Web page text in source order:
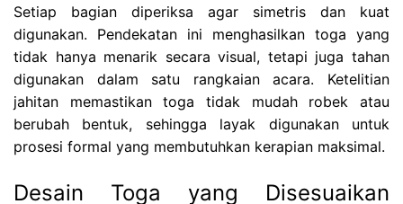
Setiap bagian diperiksa agar simetris dan kuat
digunakan. Pendekatan ini menghasilkan toga yang
tidak hanya menarik secara visual, tetapi juga tahan
digunakan dalam satu rangkaian acara. Ketelitian
jahitan memastikan toga tidak mudah robek atau
berubah bentuk, sehingga layak digunakan untuk
prosesi formal yang membutuhkan kerapian maksimal.
Desain Toga yang Disesuaikan